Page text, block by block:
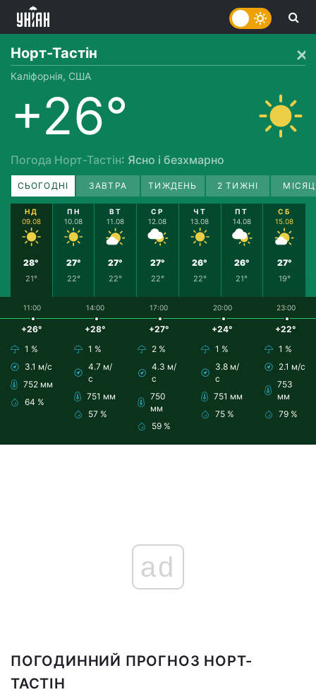
Норт-Тастін
Каліфорнія, США
+26°
Погода Норт-Тастін: Ясно і безхмарно
СЬОГОДНІ ЗАВТРА ТИЖДЕНЬ 2 ТИЖНІ
НД
09.08
28°
21°
ПН
10.08
27°
22°
ВТ
11.08
27°
22°
СР
12.08
27°
22°
ЧТ
13.08
26°
22°
ПТ
14.08
26°
21°
СБ
15.08
27°
19°
11:00
+26°
1 %
3.1 м/с
752 мм
64 %
14:00
+28°
1 %
4.7 м/
с
751 мм
57 %
17:00
+27°
2 %
4.3 м/
с
750
мм
59 %
20:00
+24°
1 %
3.8 м/
с
751 мм
75 %
23:00
+22°
1 %
2.1 м/с
753
мм
79 %
ad
ПОГОДИННИЙ ПРОГНОЗ НОРТ-
ТАСТІН